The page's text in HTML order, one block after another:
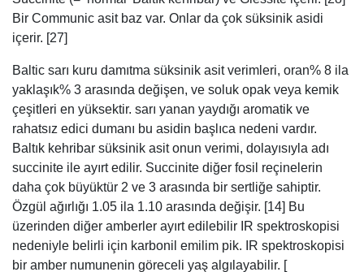
succinite ile ayırt edilir. Succinite diğer fosil reçinelerin
daha çok büyüktür 2 ve 3 arasında bir sertliğe sahiptir.
üzerinden diğer amberler ayırt edilebilir IR spektroskopisi
nedeniyle belirli için karbonil emilim pik. IR spektroskopisi
bir amber numunenin göreceli yaş algılayabilir. [
Doğrulama gerekli ] süksinik asit amber özgün bir bileşeni,
bunun yerine abietik asit parçalanma ürünü olabilir. [30]